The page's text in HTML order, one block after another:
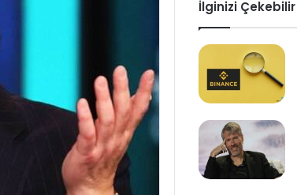
İlginizi Çekebilir